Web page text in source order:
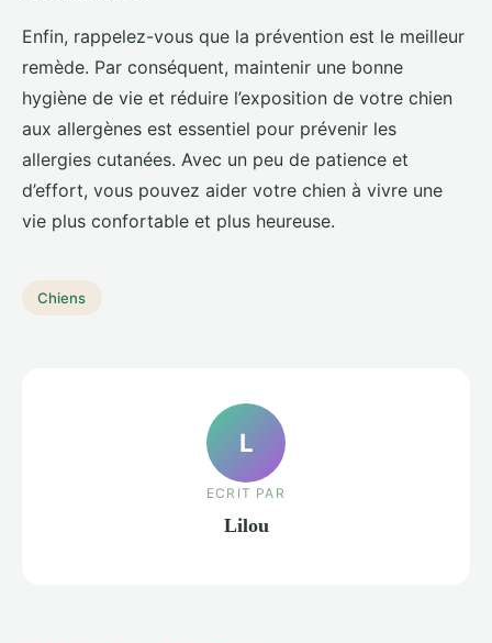
Enfin, rappelez-vous que la prévention est le meilleur
remède. Par conséquent, maintenir une bonne
hygiène de vie et réduire l’exposition de votre chien
aux allergènes est essentiel pour prévenir les
allergies cutanées. Avec un peu de patience et
d’effort, vous pouvez aider votre chien à vivre une
vie plus confortable et plus heureuse.
Chiens
L
ECRIT PAR
Lilou